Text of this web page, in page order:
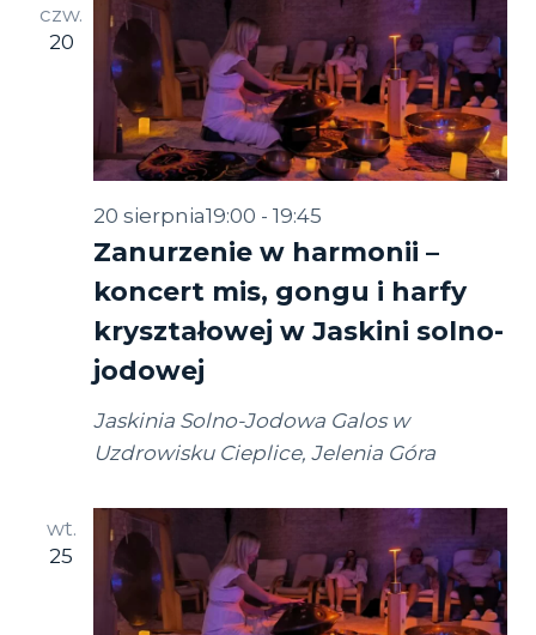
czw.
20
Zanurzenie w harmonii –
koncert mis, gongu i harfy
kryształowej w Jaskini solno-
jodowej
20 sierpnia19:00 - 19:45
Jaskinia Solno-Jodowa Galos w
Uzdrowisku Cieplice, Jelenia Góra
wt.
25